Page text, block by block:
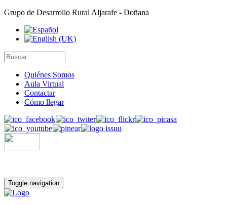
Grupo de Desarrollo Rural Aljarafe - Doñana
Quiénes Somos
Aula Virtual
Contactar
Cómo llegar
Toggle navigation